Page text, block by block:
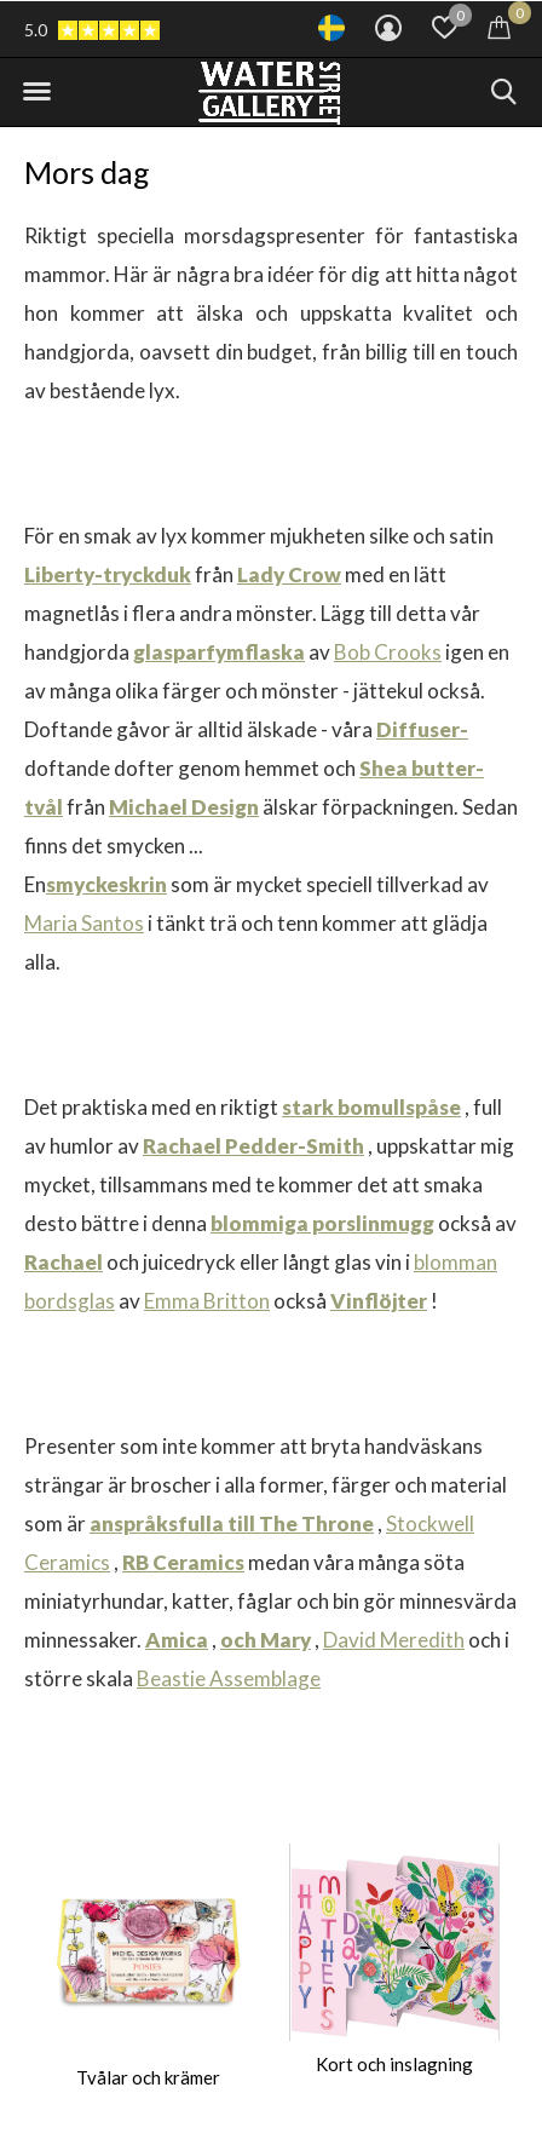
0 0
5.0
Mors dag
Riktigt speciella morsdagspresenter för fantastiska
mammor. Här är några bra idéer för dig att hitta något
hon kommer att älska och uppskatta kvalitet och
handgjorda, oavsett din budget, från billig till en touch
av bestående lyx.
För en smak av lyx kommer mjukheten silke och satin
Liberty-tryckdukfrån Lady Crowmed en lätt
magnetlås i flera andra mönster. Lägg till detta vår
handgjorda glasparfymflaska avBob Crooks igen en
av många olika färger och mönster - jättekul också.
Doftande gåvor är alltid älskade - våra Diffuser-
doftande dofter genom hemmet ochShea butter-
tvålfrån Michael Design älskar förpackningen. Sedan
finns det smycken ...
Ensmyckeskrin som är mycket speciell tillverkad av
Maria Santos i tänkt trä och tenn kommer att glädja
alla.
Det praktiska med en riktigt stark bomullspåse, full
av humlor avRachael Pedder-Smith , uppskattar mig
mycket, tillsammans med te kommer det att smaka
desto bättre i denna blommiga porslinmuggockså av
Rachael och juicedryck eller långt glas vin iblomman
bordsglas avEmma Britton ocksåVinflöjter !
Presenter som inte kommer att bryta handväskans
strängar är broscher i alla former, färger och material
som äranspråksfulla till The Throne,Stockwell
Ceramics , RB Ceramicsmedan våra många söta
miniatyrhundar, katter, fåglar och bin gör minnesvärda
minnessaker.Amica , och Mary, David Meredith och i
större skala Beastie Assemblage
Tvålar och krämer
Kort och inslagning